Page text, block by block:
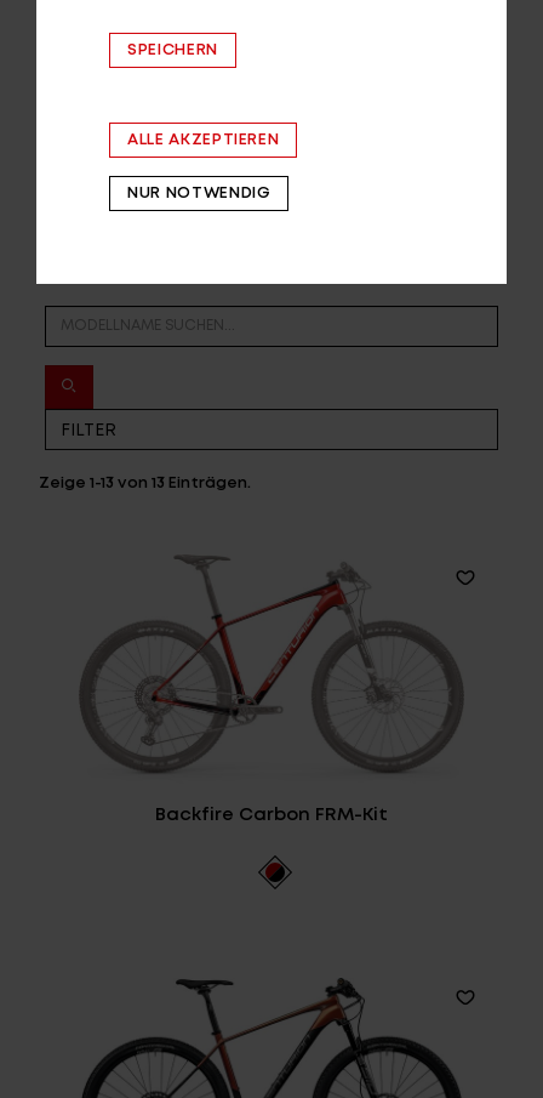
Zeige1-13 von13 Einträgen.
Backfire Carbon FRM-Kit
SPEICHERN
ALLE AKZEPTIEREN
NUR NOTWENDIG